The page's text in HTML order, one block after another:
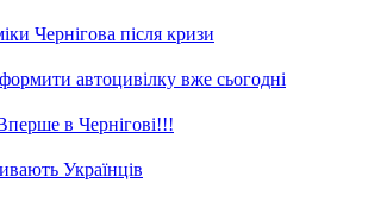
Чернігова після кризи
автоцивілку вже сьогодні
в Чернігові!!!
Українців